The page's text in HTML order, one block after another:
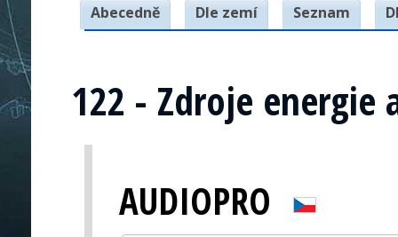
Abecedně Dle zemí Seznam
122 - Zdroje energie
AUDIOPRO